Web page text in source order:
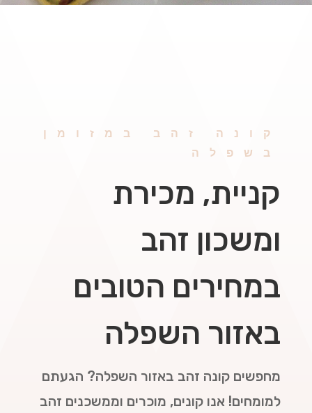
קונה זהב במזומן
בשפלה
קניית, מכירת
ומשכון זהב
במחירים הטובים
באזור השפלה
מחפשים קונה זהב באזור השפלה? הגעתם
למומחים! אנו קונים, מוכרים וממשכנים זהב